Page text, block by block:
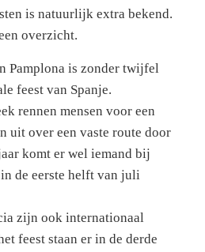
is natuurlijk extra bekend.
overzicht.
Pamplona is zonder twijfel
feest van Spanje.
rennen mensen voor een
uit over een vaste route door
komt er wel iemand bij
de eerste helft van juli
zijn ook internationaal
feest staan er in de derde